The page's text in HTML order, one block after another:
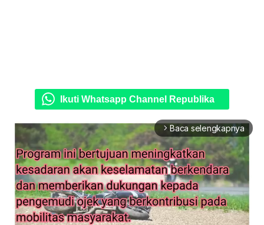
Ikuti Whatsapp Channel Republika
arrow_forward_ios Baca selengkapnya